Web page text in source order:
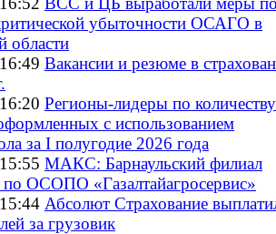
убыточности ОСАГО в
области
Вакансии и резюме в
Регионы-лидеры по количеству
с использованием
за I полугодие 2026 года
МАКС: Барнаульский филиал
по ОСОПО «Газалтайагросервис»
Абсолют Страхование
за грузовик